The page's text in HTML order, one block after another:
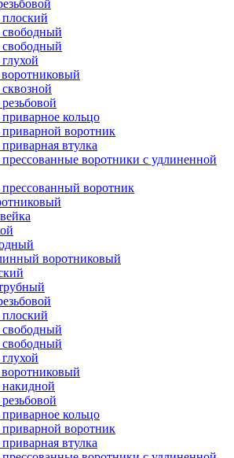
свободный
свободный
кольцо
приварной воротник
втулка
воротники с удлиненной
воротник
воротниковый
свободный
свободный
кольцо
приварной воротник
втулка